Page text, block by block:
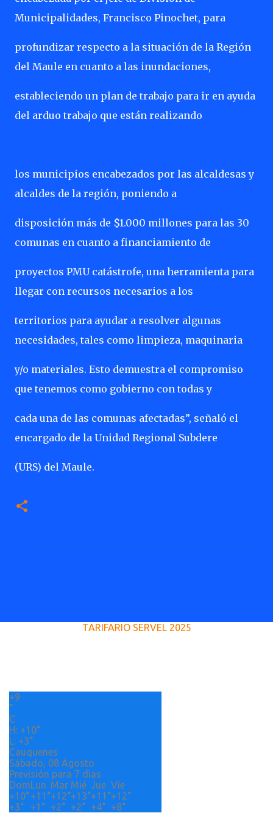
Municipalidades, Francisco Pinochet, para
profundizar respecto a la situación de la Región
del Maule en cuanto a las inundaciones,
estableciendo un plan de trabajo para ir en ayuda
del arduo trabajo que están realizando
los municipios encabezados por las alcaldesas y
alcaldes de la región, poniendo a
disposición más de $1.000 millones para las 30
comunas en cuanto a financiamiento de
proyectos PMU catástrofe, una herramienta para
llegar con recursos necesarios a los
territorios para ayudar a resolver algunas
necesidades, tales como limpieza, maquinaria
y/o materiales. Esto demuestra el compromiso
que tenemos como gobierno con todas y
cada una de las comunas afectadas”, señaló el
encargado de la Unidad Regional Subdere
(URS) del Maule.
s
TARIFARIO SERVEL 2025
+9
°
C
H: +10°
L: +3°
Cauquenes
Sábado, 08 Agosto
Previsión para 7 días
DomLun Mar Mié Jue Vie
+10°+11°+12°+13°+11°+12°
+3° +1° +2° +2° +4° +8°